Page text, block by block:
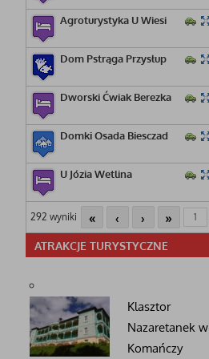
Agroturystyka U Wiesi
Dom Pstrąga Przysłup
Dworski Ćwiak Berezka
Domki Osada Biesczad
U Józia Wetlina
292 wyniki « ‹ › »
ATRAKCJE TURYSTYCZNE
Klasztor
Nazaretanek w
Komańczy